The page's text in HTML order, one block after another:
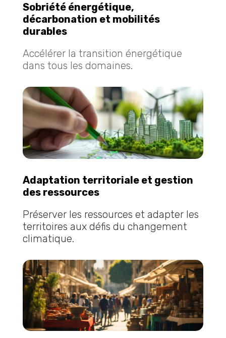
Sobriété énergétique,
décarbonation et mobilités
durables
Accélérer la transition énergétique
dans tous les domaines.
Adaptation territoriale et gestion
des ressources
Préserver les ressources et adapter les
territoires aux défis du changement
climatique.